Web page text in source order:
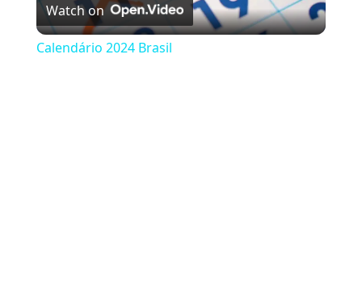
Watch on
Calendário 2024 Brasil